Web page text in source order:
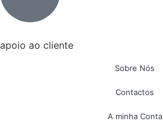
apoio ao cliente
Sobre Nós
Contactos
A minha Conta